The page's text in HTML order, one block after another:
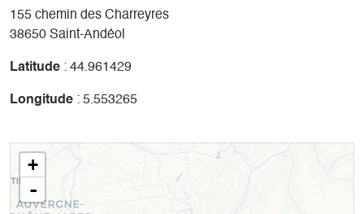
155 chemin des Charreyres
38650 Saint-Andéol
Latitude : 44.961429
Longitude : 5.553265
+
-